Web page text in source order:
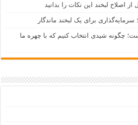
اصلاح لبخند این نکات را بدانید
برای یک لبخند ماندگار
چگونه شیدی انتخاب کنیم که با چهره ما